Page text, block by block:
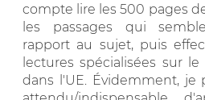
compte lire les 500 pages
les passages qui
rapport au sujet, puis
lectures spécialisées sur
dans l'UE. Évidemment, je